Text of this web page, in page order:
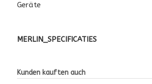
Geräte
MERLIN_SPECIFICATIES
Kunden kauften auch